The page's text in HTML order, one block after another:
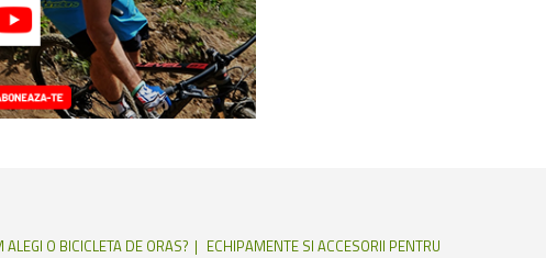
ALEGI O BICICLETA DE ORAS? ECHIPAMENTE SI ACCESORII PENTRU